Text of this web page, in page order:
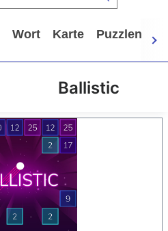
Wort Karte Puzzlen
Ballistic